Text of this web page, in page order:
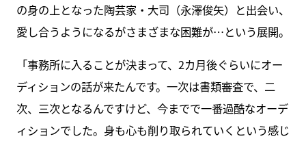
の身の上となった陶芸家・大司（永澤俊矢）と出会い、
愛し合うようになるがさまざまな困難が…という展開。
「事務所に入ることが決まって、2カ月後ぐらいにオー
ディションの話が来たんです。一次は書類審査で、二
次、三次となるんですけど、今までで一番過酷なオーデ
ィションでした。身も心も削り取られていくという感じ